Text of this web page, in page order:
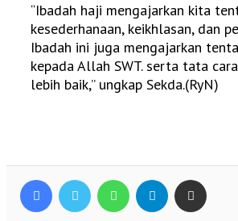
“Ibadah haji mengajarkan kita
kesederhanaan, keikhlasan, dan
Ibadah ini juga mengajarkan
kepada Allah SWT. serta tata
lebih baik,” ungkap Sekda.(RyN)
FacebookTwitter WhatsAppTelegram